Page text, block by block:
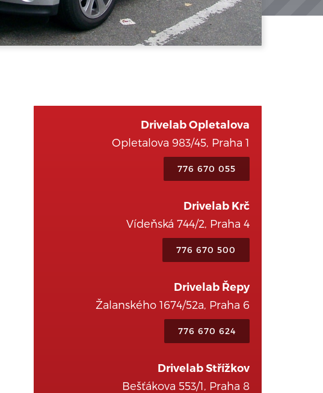
Drivelab Opletalova
Opletalova 983/45, Praha 1
776 670 055
Drivelab Krč
Vídeňská 744/2, Praha 4
776 670 500
Drivelab Řepy
Žalanského 1674/52a, Praha 6
776 670 624
Drivelab Střížkov
Bešťákova 553/1, Praha 8